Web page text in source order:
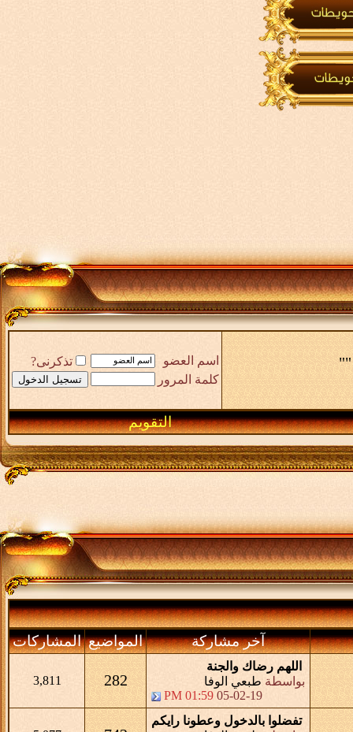
"" اسم العضو
تذكرنى?
كلمة المرور
التقويم
آخر مشاركة المواضيع المشاركات
اللهم رضاك والجنة
بواسطة طبعي الوفا
05-02-19
01:59 PM
282
3,811
تفضلوا بالدخول وعطونا رايكم